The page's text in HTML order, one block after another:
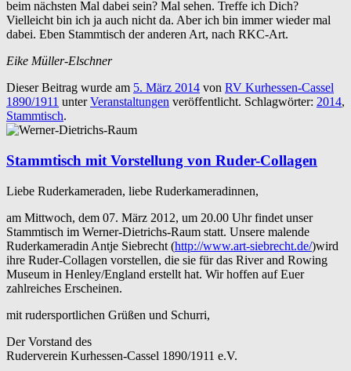
beim nächsten Mal dabei sein? Mal sehen. Treffe ich Dich?
Vielleicht bin ich ja auch nicht da. Aber ich bin immer wieder mal
dabei. Eben Stammtisch der anderen Art, nach RKC-Art.
Eike Müller-Elschner
Dieser Beitrag wurde am 5. März 2014 von RV Kurhessen-Cassel
1890/1911 unterVeranstaltungen veröffentlicht. Schlagwörter: 2014,
Stammtisch.
Stammtisch mit Vorstellung von Ruder-Collagen
Liebe Ruderkameraden, liebe Ruderkameradinnen,
am Mittwoch, dem 07. März 2012, um 20.00 Uhr findet unser
Stammtisch im Werner-Dietrichs-Raum statt. Unsere malende
Ruderkameradin Antje Siebrecht (http://www.art-siebrecht.de/)wird
ihre Ruder-Collagen vorstellen, die sie für das River and Rowing
Museum in Henley/England erstellt hat. Wir hoffen auf Euer
zahlreiches Erscheinen.
mit rudersportlichen Grüßen und Schurri,
Der Vorstand des
Ruderverein Kurhessen-Cassel 1890/1911 e.V.